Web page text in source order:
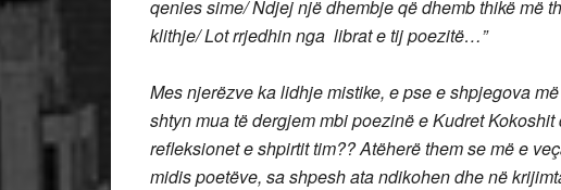
qenies sime/ Ndjej një dhembje që dhemb thikë
klithje/ Lot rrjedhin nga librat e tij poezitë…”
Mes njerëzve ka lidhje mistike, e pse e shpjegova
shtyn mua të dergjem mbi poezinë e Kudret
refleksionet e shpirtit tim?? Atëherë them se më e
midis poetëve, sa shpesh ata ndikohen dhe në